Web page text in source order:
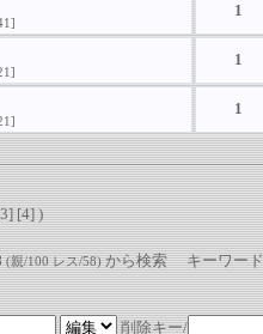
1
1
1
3] [4] )
(親/100 レス/58)から検索 キーワー
削除キー/